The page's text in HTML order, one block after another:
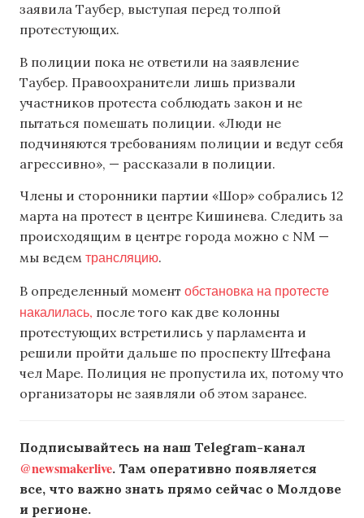
заявила Таубер, выступая перед толпой
протестующих.
В полиции пока не ответили на заявление
Таубер. Правоохранители лишь призвали
участников протеста соблюдать закон и не
пытаться помешать полиции. «Люди не
подчиняются требованиям полиции и ведут себя
агрессивно», — рассказали в полиции.
Члены и сторонники партии «Шор» собрались 12
марта на протест в центре Кишинева. Следить за
происходящим в центре города можно с NM —
мы ведем трансляцию.
В определенный момент обстановка на протесте
накалилась, после того как две колонны
протестующих встретились у парламента и
решили пройти дальше по проспекту Штефана
чел Маре. Полиция не пропустила их, потому что
организаторы не заявляли об этом заранее.
Подписывайтесь на наш Telegram-канал
@newsmakerlive. Там оперативно появляется
все, что важно знать прямо сейчас о Молдове
и регионе.